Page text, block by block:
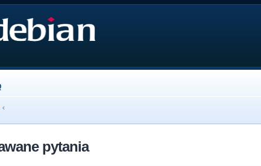
pytania